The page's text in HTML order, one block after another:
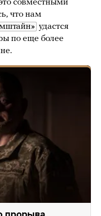
совместными
что нам
удастся
по еще более